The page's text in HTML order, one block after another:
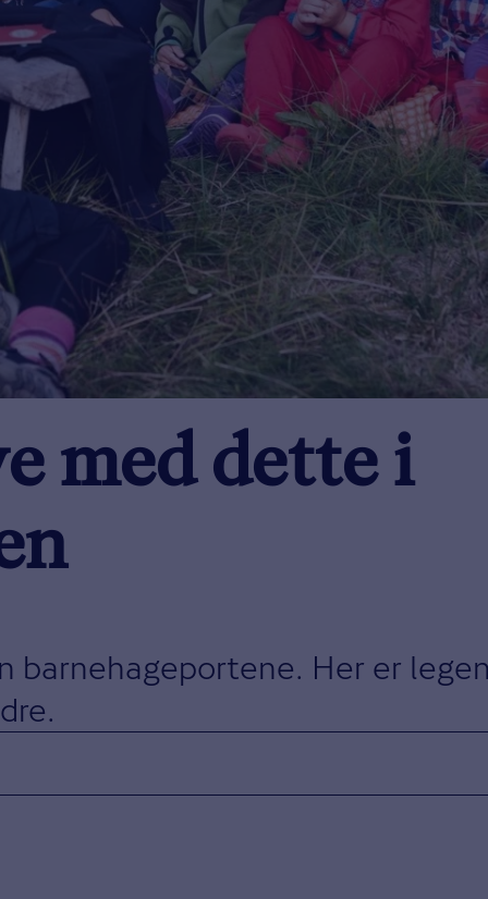
med dette i
barnehageportene. Her er